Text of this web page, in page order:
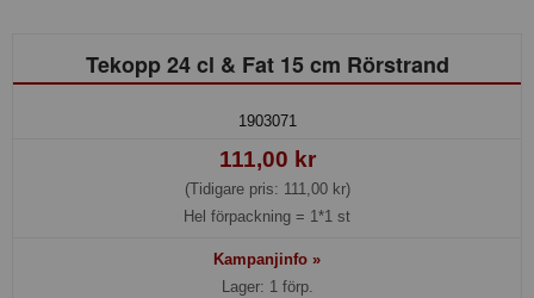
Tekopp 24 cl & Fat 15 cm Rörstrand
1903071
111,00 kr
(Tidigare pris: 111,00 kr)
Hel förpackning = 1*1 st
Kampanjinfo »
Lager: 1 förp.